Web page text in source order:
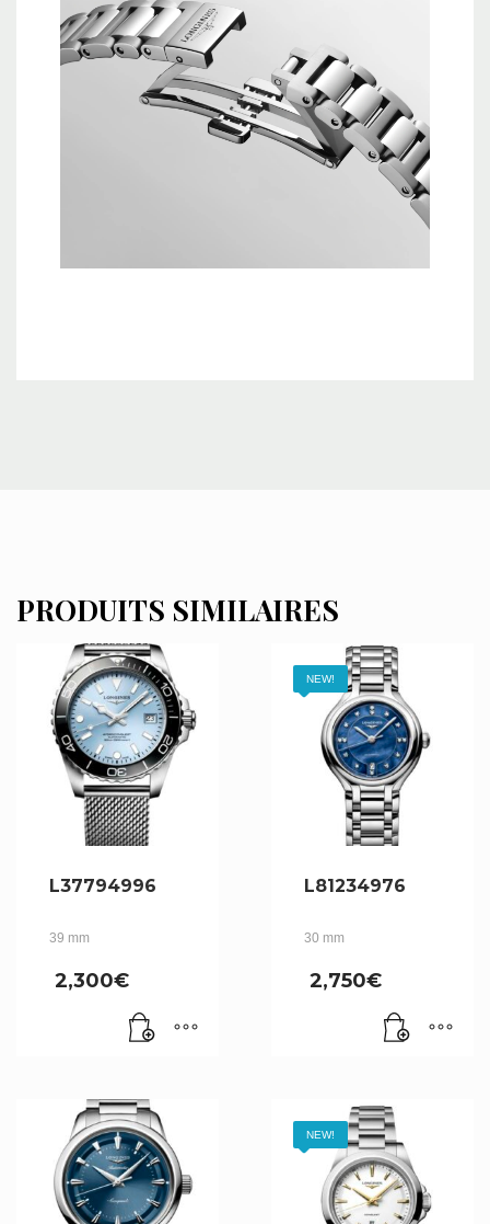
PRODUITS SIMILAIRES
L37794996
39 mm
2,300€
NEW!
L81234976
30 mm
2,750€
NEW!